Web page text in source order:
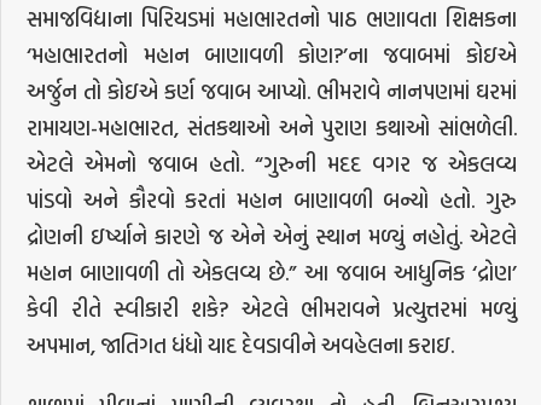
સમાજવિદ્યાના પિરિયડમાં મહાભારતનો પાઠ ભણાવતા શિક્ષકના
‘મહાભારતનો મહાન બાણાવળી કોણ?’ના જવાબમાં કોઇએ
અર્જુન તો કોઇએ કર્ણ જવાબ આપ્યો. ભીમરાવે નાનપણમાં ઘરમાં
રામાયણ-મહાભારત, સંતકથાઓ અને પુરાણ કથાઓ સાંભળેલી.
એટલે એમનો જવાબ હતો. “ગુરુની મદદ વગર જ એકલવ્ય
પાંડવો અને કૌરવો કરતાં મહાન બાણાવળી બન્યો હતો. ગુરુ
દ્રોણની ઇર્ષ્યાને કારણે જ એને એનું સ્થાન મળ્યું નહોતું. એટલે
મહાન બાણાવળી તો એકલવ્ય છે.” આ જવાબ આધુનિક ‘દ્રોણ’
કેવી રીતે સ્વીકારી શકે? એટલે ભીમરાવને પ્રત્યુત્તરમાં મળ્યું
અપમાન, જાતિગત ધંધો યાદ દેવડાવીને અવહેલના કરાઇ.